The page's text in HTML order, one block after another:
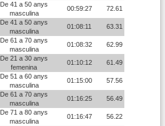
De 41 a 50 anys
masculina
00:59:27 72.61
De 41 a 50 anys
masculina
01:08:11 63.31
De 61 a 70 anys
masculina
01:08:32 62.99
De 21 a 30 anys
femenina
01:10:12 61.49
De 51 a 60 anys
masculina
01:15:00 57.56
De 61 a 70 anys
masculina
01:16:25 56.49
De 71 a 80 anys
masculina
01:16:47 56.22